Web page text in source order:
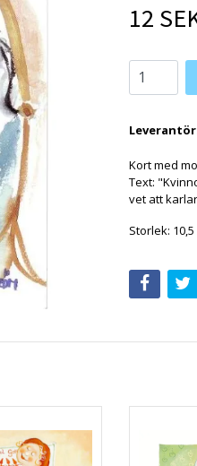
12
Kort med
Text:
vet att
Storlek: 10,5